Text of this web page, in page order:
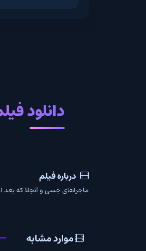
دانلود فیلم
درباره فیلم
ماجراهای جسی و آنجلا که بعد از اتمام
موارد مشابه